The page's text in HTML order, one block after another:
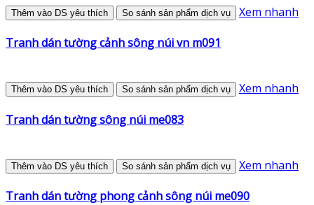
Thêm vào DS yêu thích So sánh sản phẩm dịch vụ Xem nhanh
Tranh dán tường cảnh sông núi vn m091
Thêm vào DS yêu thích So sánh sản phẩm dịch vụ Xem nhanh
Tranh dán tường sông núi me083
Thêm vào DS yêu thích So sánh sản phẩm dịch vụ Xem nhanh
Tranh dán tường phong cảnh sông núi me090